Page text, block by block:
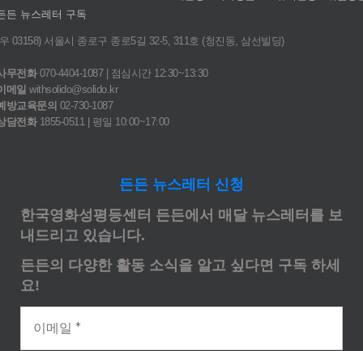
든 뉴스레터 구독
03158) 서울시 종로구 종로5길 32-5, 311호 (청진동, 삼선빌딩)
무전화070-4404-1087 | 점심시간 12:30~13:30
메일 withsolido@solido.kr
방교육문의 02-730-1087
담전화1855-0511 | 평일 10:00~17:00
든든 뉴스레터 신청
한국영화성평등센터 든든에서 매달 뉴스레터를 보
내드리고 있습니다.
든든의 다양한 활동 소식을 알고 싶다면 구독 하세
요!